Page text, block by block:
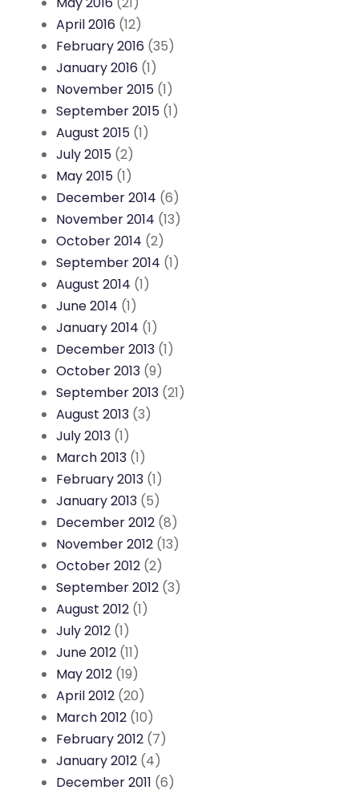
April 2016 (12)
February 2016 (35)
January 2016 (1)
November 2015 (1)
September 2015 (1)
August 2015 (1)
July 2015 (2)
May 2015 (1)
December 2014 (6)
November 2014 (13)
October 2014 (2)
September 2014 (1)
August 2014 (1)
June 2014 (1)
January 2014 (1)
December 2013 (1)
October 2013 (9)
September 2013 (21)
August 2013 (3)
July 2013 (1)
March 2013 (1)
February 2013 (1)
January 2013 (5)
December 2012 (8)
November 2012 (13)
October 2012 (2)
September 2012 (3)
August 2012 (1)
July 2012 (1)
June 2012 (11)
May 2012 (19)
April 2012 (20)
March 2012 (10)
February 2012 (7)
January 2012 (4)
December 2011 (6)